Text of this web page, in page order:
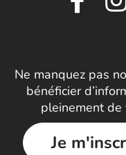
Ne manquez pas
bénéficier
pleinement de
Je